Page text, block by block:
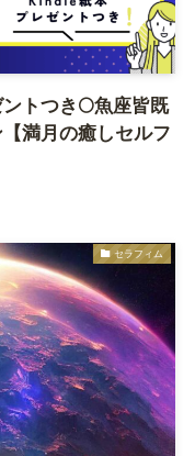
トつき🌕魚座皆既
満月の癒しセルフ
セラフィム